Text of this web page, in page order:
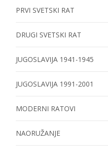
PRVI SVETSKI RAT
DRUGI SVETSKI RAT
JUGOSLAVIJA 1941-1945
JUGOSLAVIJA 1991-2001
MODERNI RATOVI
NAORUŽANJE